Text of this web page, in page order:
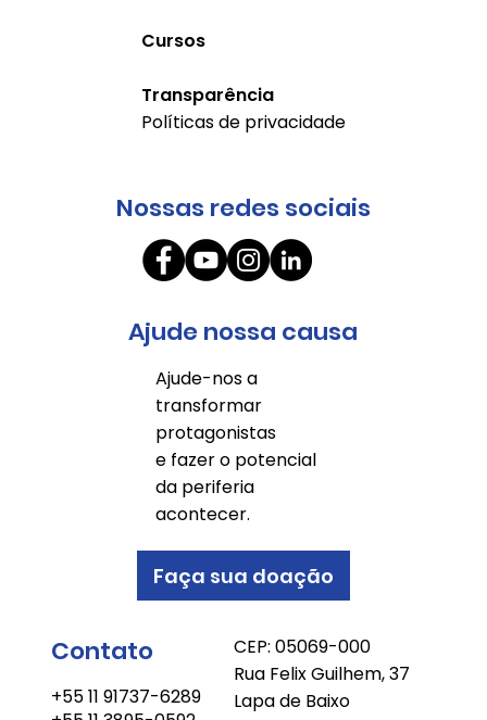
Nossas redes sociais
Ajude nossa causa
Ajude-nos a
transformar
protagonistas
e fazer o potencial
da periferia
acontecer.
Faça sua doação
Contato
+55 11 91737-6289
CEP: 05069-000
Rua Felix Guilhem, 37
Lapa de Baixo
Cursos
Transparência
Políticas de privacidade